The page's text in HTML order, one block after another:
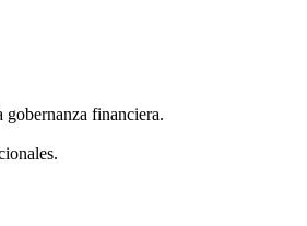
financiera.